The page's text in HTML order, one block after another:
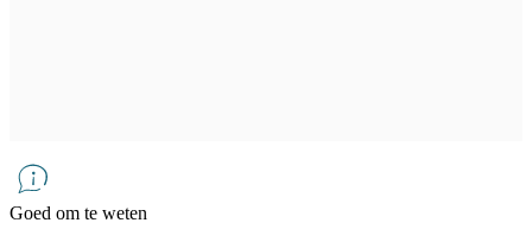
Goed om te weten